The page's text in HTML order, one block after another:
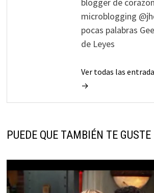
microblogging
pocas palabras
de Leyes
Ver todas las
→
PUEDE QUE TAMBIÉN TE GUSTE